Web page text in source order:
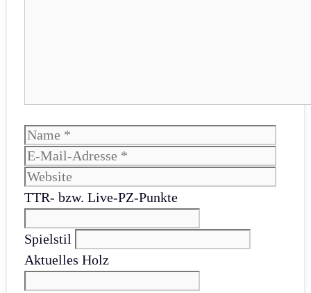
Name
TTR- bzw. Live-PZ-Punkte
Spielstil
Aktuelles Holz